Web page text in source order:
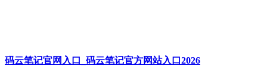
码云笔记官网入口_码云笔记官方网站入口2026